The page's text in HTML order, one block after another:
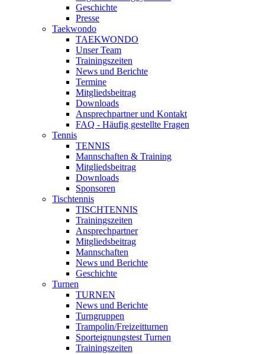
Geschichte
Presse
Taekwondo
TAEKWONDO
Unser Team
Trainingszeiten
News und Berichte
Termine
Mitgliedsbeitrag
Downloads
Ansprechpartner und Kontakt
FAQ - Häufig gestellte Fragen
Tennis
TENNIS
Mannschaften & Training
Mitgliedsbeitrag
Downloads
Sponsoren
Tischtennis
TISCHTENNIS
Trainingszeiten
Ansprechpartner
Mitgliedsbeitrag
Mannschaften
News und Berichte
Geschichte
Turnen
TURNEN
News und Berichte
Turngruppen
Trampolin/Freizeitturnen
Sporteignungstest Turnen
Trainingszeiten